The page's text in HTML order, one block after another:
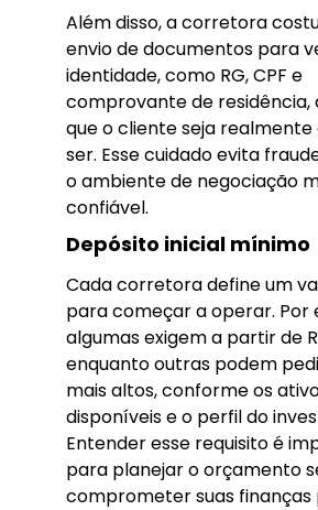
Além disso, a corretora
envio de documentos para
identidade, como RG, CPF e
comprovante de residência,
que o cliente seja realmente
ser. Esse cuidado evita
o ambiente de negociação
confiável.
Depósito inicial mínimo
Cada corretora define um
para começar a operar. Por
algumas exigem a partir de
enquanto outras podem
mais altos, conforme os
disponíveis e o perfil do
Entender esse requisito é
para planejar o orçamento
comprometer suas finanças